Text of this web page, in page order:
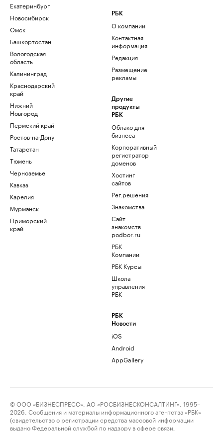
Екатеринбург
Новосибирск
Омск
Башкортостан
Вологодская
область
Калининград
Краснодарский
край
Нижний
Новгород
Пермский край
Ростов-на-Дону
Татарстан
Тюмень
Черноземье
Кавказ
Карелия
Мурманск
Приморский
край
РБК
О компании
Контактная
информация
Редакция
Размещение
рекламы
Другие
продукты
РБК
Облако для
бизнеса
Корпоративный
регистратор
доменов
Хостинг
сайтов
Рег.решения
Знакомства
Сайт
знакомств
podbor.ru
РБК
Компании
РБК Курсы
Школа
управления
РБК
РБК
Новости
iOS
Android
AppGallery
© ООО «БИЗНЕСПРЕСС», АО «РОСБИЗНЕСКОНСАЛТИНГ», 1995–
2026. Сообщения и материалы информационного агентства «РБК»
(свидетельство о регистрации средства массовой информации
выдано Федеральной службой по надзору в сфере связи,